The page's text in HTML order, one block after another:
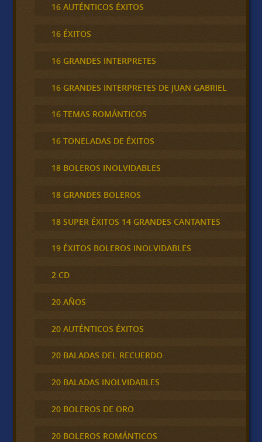
16 AUTÉNTICOS ÉXITOS
16 ÉXITOS
16 GRANDES INTERPRETES
16 GRANDES INTERPRETES DE JUAN GABRIEL
16 TEMAS ROMÁNTICOS
16 TONELADAS DE ÉXITOS
18 BOLEROS INOLVIDABLES
18 GRANDES BOLEROS
18 SUPER ÉXITOS 14 GRANDES CANTANTES
19 ÉXITOS BOLEROS INOLVIDABLES
2 CD
20 AÑOS
20 AUTÉNTICOS ÉXITOS
20 BALADAS DEL RECUERDO
20 BALADAS INOLVIDABLES
20 BOLEROS DE ORO
20 BOLEROS ROMÁNTICOS